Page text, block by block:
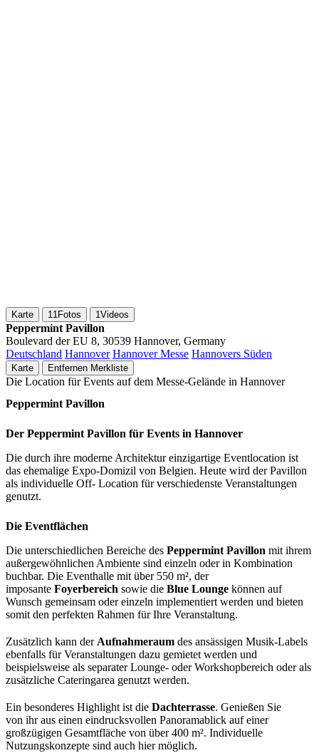
Karte 11Fotos 1Videos
Peppermint Pavillon
Boulevard der EU 8, 30539 Hannover, Germany
Deutschland Hannover Hannover Messe Hannovers Süden
Karte Entfernen Merkliste
Die Location für Events auf dem Messe-Gelände in Hannover
Peppermint Pavillon
Der Peppermint Pavillon für Events in Hannover
Die durch ihre moderne Architektur einzigartige Eventlocation ist
das ehemalige Expo-Domizil von Belgien. Heute wird der Pavillon
als individuelle Off- Location für verschiedenste Veranstaltungen
genutzt.
Die Eventflächen
Die unterschiedlichen Bereiche des Peppermint Pavillon mit ihrem
außergewöhnlichen Ambiente sind einzeln oder in Kombination
buchbar. Die Eventhalle mit über 550 m², der
imposante Foyerbereich sowie die Blue Lounge können auf
Wunsch gemeinsam oder einzeln implementiert werden und bieten
somit den perfekten Rahmen für Ihre Veranstaltung.
Zusätzlich kann der Aufnahmeraum des ansässigen Musik-Labels
ebenfalls für Veranstaltungen dazu gemietet werden und
beispielsweise als separater Lounge- oder Workshopbereich oder als
zusätzliche Cateringarea genutzt werden.
Ein besonderes Highlight ist die Dachterrasse. Genießen Sie
von ihr aus einen eindrucksvollen Panoramablick auf einer
großzügigen Gesamtfläche von über 400 m². Individuelle
Nutzungskonzepte sind auch hier möglich.